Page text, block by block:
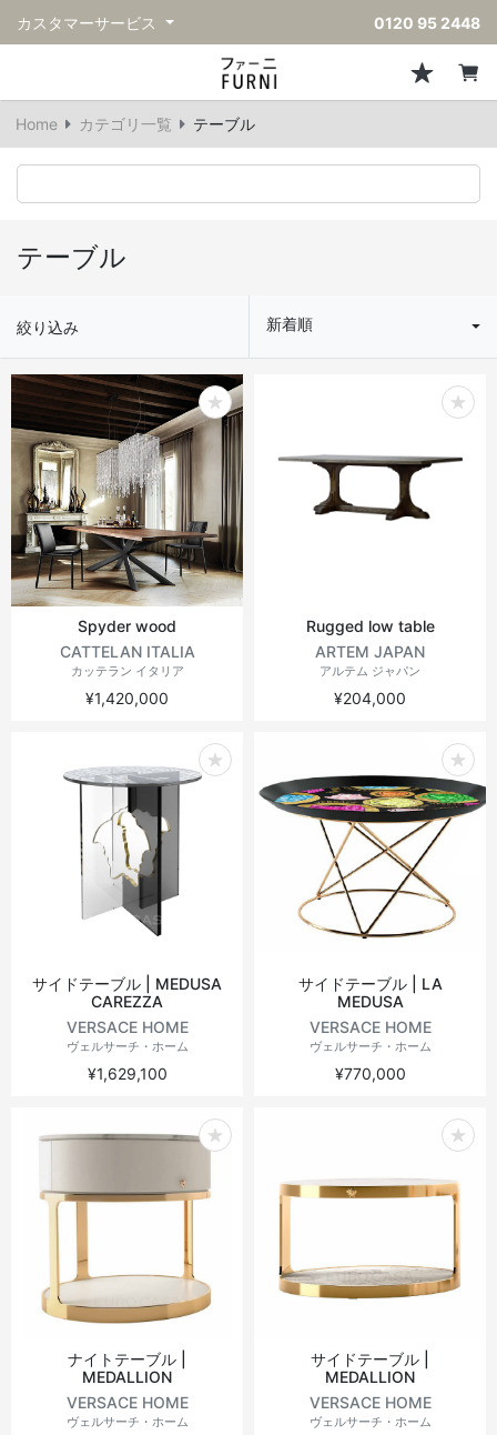
カスタマーサービス 0120 95 2448
Home カテゴリ一覧 テーブル
テーブル
絞り込み 新着順
Spyder wood
CATTELAN ITALIA
カッテラン イタリア
¥1,420,000
Rugged low table
ARTEM JAPAN
アルテム ジャパン
¥204,000
サイドテーブル | MEDUSA
CAREZZA
VERSACE HOME
ヴェルサーチ・ホーム
¥1,629,100
サイドテーブル | LA
MEDUSA
VERSACE HOME
ヴェルサーチ・ホーム
¥770,000
ナイトテーブル |
MEDALLION
VERSACE HOME
ヴェルサーチ・ホーム
サイドテーブル |
MEDALLION
VERSACE HOME
ヴェルサーチ・ホーム
ソファ
すべてのソファ
コーナーソファ
ヴィンテージソファ
アウトドアソファ
チェア
すべてのチェア
ラウンジチェア
パーソナルチェア
アームチェア
ヴィンテージチェア
スツール・ベンチ
すべてのスツール・ベンチ
ベンチ
アウトドアベンチ
テーブル
すべてのテーブル
センターテーブル
サイドテーブル
コンソールテーブル
デスク
ヴィンテージテーブル
ラウンドテーブル
アウトドアテーブル
収納
すべての収納
本棚
ハンガーラック
収納家具
ライト・照明
すべてのライト・照明
デスクライト
ライトアクセサリー
ヴィンテージライト
ウォールライト
アウトドアライト
アクセサリー
すべてのアクセサリー
オブジェ
ベース/ボウル
クッション
テーブルウェア
ステーショナリー
ミラー
フレグランス
すべてのフレグランス